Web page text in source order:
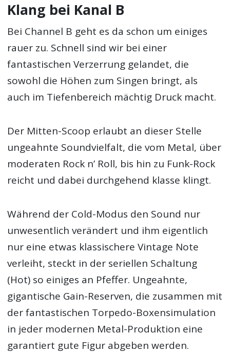
Klang bei Kanal B
Bei Channel B geht es da schon um einiges
rauer zu. Schnell sind wir bei einer
fantastischen Verzerrung gelandet, die
sowohl die Höhen zum Singen bringt, als
auch im Tiefenbereich mächtig Druck macht.
Der Mitten-Scoop erlaubt an dieser Stelle
ungeahnte Soundvielfalt, die vom Metal, über
moderaten Rock n’ Roll, bis hin zu Funk-Rock
reicht und dabei durchgehend klasse klingt.
Während der Cold-Modus den Sound nur
unwesentlich verändert und ihm eigentlich
nur eine etwas klassischere Vintage Note
verleiht, steckt in der seriellen Schaltung
(Hot) so einiges an Pfeffer. Ungeahnte,
gigantische Gain-Reserven, die zusammen mit
der fantastischen Torpedo-Boxensimulation
in jeder modernen Metal-Produktion eine
garantiert gute Figur abgeben werden.